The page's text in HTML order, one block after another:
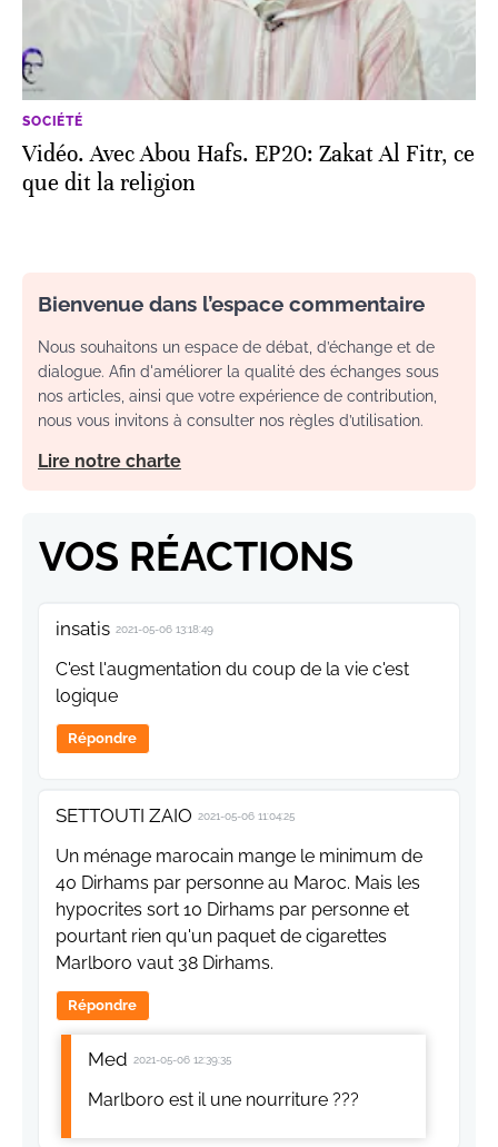
SOCIÉTÉ
Vidéo. Avec Abou Hafs. EP20: Zakat Al Fitr, ce
que dit la religion
Bienvenue dans l’espace commentaire
Nous souhaitons un espace de débat, d’échange et de
dialogue. Afin d'améliorer la qualité des échanges sous
nos articles, ainsi que votre expérience de contribution,
nous vous invitons à consulter nos règles d’utilisation.
Lire notre charte
VOS RÉACTIONS
insatis 2021-05-06 13:18:49
C'est l'augmentation du coup de la vie c'est
logique
Répondre
SETTOUTI ZAIO 2021-05-06 11:04:25
Un ménage marocain mange le minimum de
40 Dirhams par personne au Maroc. Mais les
hypocrites sort 10 Dirhams par personne et
pourtant rien qu'un paquet de cigarettes
Marlboro vaut 38 Dirhams.
Répondre
Med 2021-05-06 12:39:35
Marlboro est il une nourriture ???